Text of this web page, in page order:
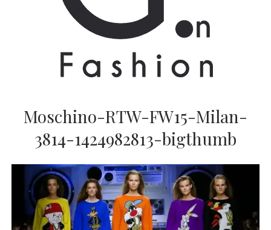
CHI SIAMO
EN
Moschino-RTW-FW15-Milan-
3814-1424982813-bigthumb